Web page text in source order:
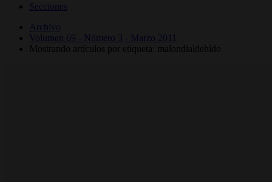
Secciones
Archivo
Volumen 69 - Número 3 - Marzo 2011
Mostrando artículos por etiqueta: malondialdehído